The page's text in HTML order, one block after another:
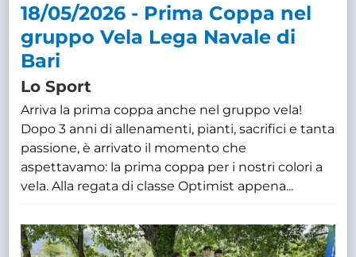
18/05/2026 - Prima Coppa nel
gruppo Vela Lega Navale di
Bari
Lo Sport
Arriva la prima coppa anche nel gruppo vela!
Dopo 3 anni di allenamenti, pianti, sacrifici e tanta
passione, è arrivato il momento che
aspettavamo: la prima coppa per i nostri colori a
vela. Alla regata di classe Optimist appena...